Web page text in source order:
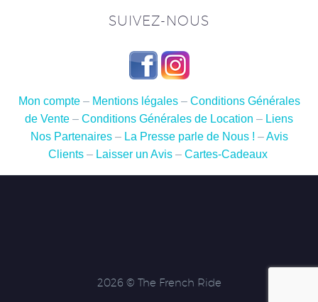
SUIVEZ-NOUS
Mon compte– Mentions légales– Conditions Générales
de Vente – Conditions Générales de Location – Liens
Nos Partenaires– La Presse parle de Nous ! –Avis
Clients– Laisser un Avis– Cartes-Cadeaux
2026 © The French Ride